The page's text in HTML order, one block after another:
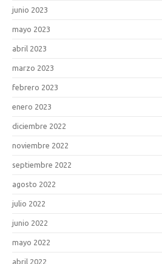
junio 2023
mayo 2023
abril 2023
marzo 2023
febrero 2023
enero 2023
diciembre 2022
noviembre 2022
septiembre 2022
agosto 2022
julio 2022
junio 2022
mayo 2022
abril 2022